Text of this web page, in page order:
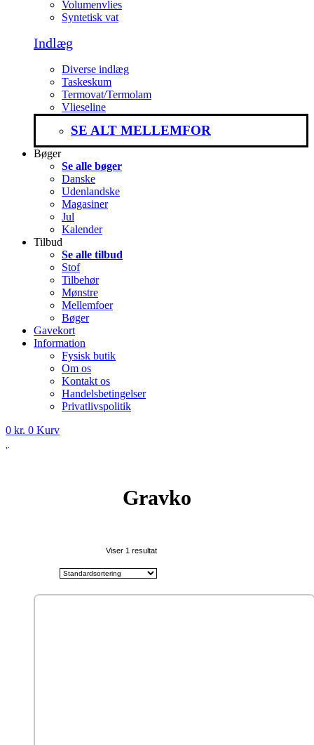
Volumenvlies
Syntetisk vat
Indlæg
Diverse indlæg
Taskeskum
Termovat/Termolam
Vlieseline
SE ALT MELLEMFOR
Bøger
Se alle bøger
Danske
Udenlandske
Magasiner
Jul
Kalender
Tilbud
Se alle tilbud
Stof
Tilbehør
Mønstre
Mellemfoer
Bøger
Gavekort
Information
Fysisk butik
Om os
Kontakt os
Handelsbetingelser
Privatlivspolitik
0 kr. 0 Kurv
Gravko
Viser 1 resultat